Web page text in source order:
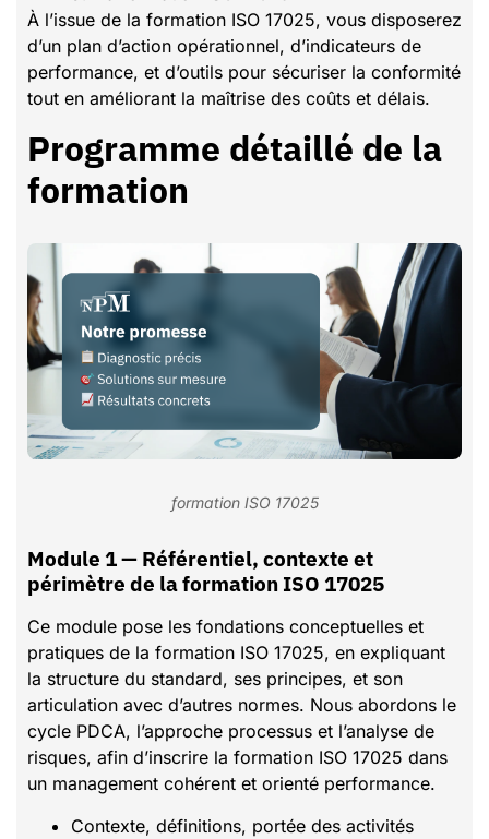
À l’issue de la formation ISO 17025, vous disposerez
d’un plan d’action opérationnel, d’indicateurs de
performance, et d’outils pour sécuriser la conformité
tout en améliorant la maîtrise des coûts et délais.
Programme détaillé de la
formation
formation ISO 17025
Module 1 — Référentiel, contexte et
périmètre de la formation ISO 17025
Ce module pose les fondations conceptuelles et
pratiques de la formation ISO 17025, en expliquant
la structure du standard, ses principes, et son
articulation avec d’autres normes. Nous abordons le
cycle PDCA, l’approche processus et l’analyse de
risques, afin d’inscrire la formation ISO 17025 dans
un management cohérent et orienté performance.
Contexte, définitions, portée des activités